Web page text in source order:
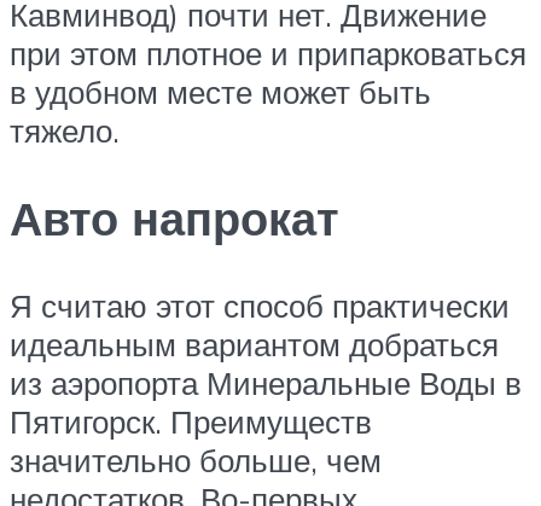
Кавминвод) почти нет. Движение
при этом плотное и припарковаться
в удобном месте может быть
тяжело.
Авто напрокат
Я считаю этот способ практически
идеальным вариантом добраться
из аэропорта Минеральные Воды в
Пятигорск. Преимуществ
значительно больше, чем